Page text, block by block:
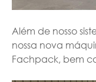
Além de nosso
nossa nova
Fachpack, bem